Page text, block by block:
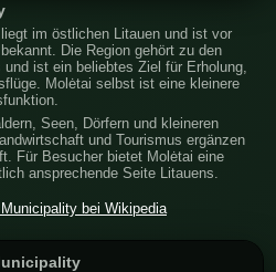
im östlichen Litauen und ist vor
Die Region gehört zu den
ist ein beliebtes Ziel für Erholung,
Molėtai selbst ist eine kleinere
Seen, Dörfern und kleineren
und Tourismus ergänzen
Für Besucher bietet Molėtai eine
ansprechende Seite Litauens.
bei Wikipedia